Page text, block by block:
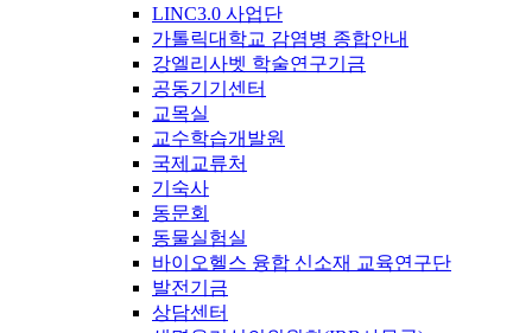
LINC3.0 사업단
가톨릭대학교 감염병 종합안내
강엘리사벳 학술연구기금
공동기기센터
교목실
교수학습개발원
국제교류처
기숙사
동문회
동물실험실
바이오헬스 융합 신소재 교육연구단
발전기금
상담센터